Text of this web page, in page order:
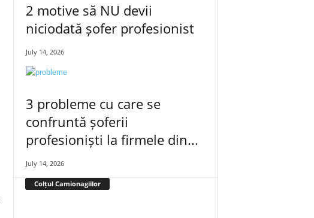
2 motive să NU devii
niciodată șofer profesionist
July 14, 2026
3 probleme cu care se
confruntă șoferii
profesioniști la firmele din...
July 14, 2026
Colțul Camionagiilor